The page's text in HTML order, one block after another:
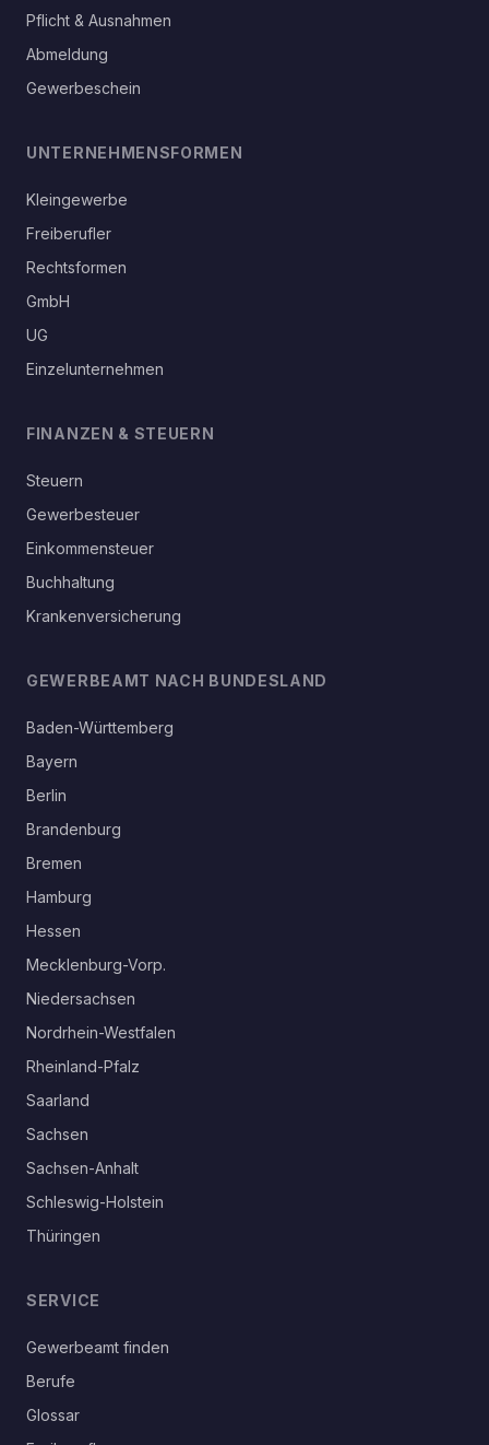
Pflicht & Ausnahmen
Abmeldung
Gewerbeschein
UNTERNEHMENSFORMEN
Kleingewerbe
Freiberufler
Rechtsformen
GmbH
UG
Einzelunternehmen
FINANZEN & STEUERN
Steuern
Gewerbesteuer
Einkommensteuer
Buchhaltung
Krankenversicherung
GEWERBEAMT NACH BUNDESLAND
Baden-Württemberg
Bayern
Berlin
Brandenburg
Bremen
Hamburg
Hessen
Mecklenburg-Vorp.
Niedersachsen
Nordrhein-Westfalen
Rheinland-Pfalz
Saarland
Sachsen
Sachsen-Anhalt
Schleswig-Holstein
Thüringen
SERVICE
Gewerbeamt finden
Berufe
Glossar